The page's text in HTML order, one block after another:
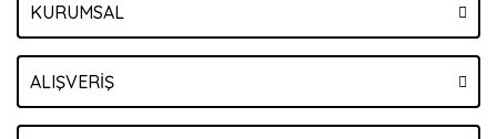
KURUMSAL
ALIŞVERİŞ